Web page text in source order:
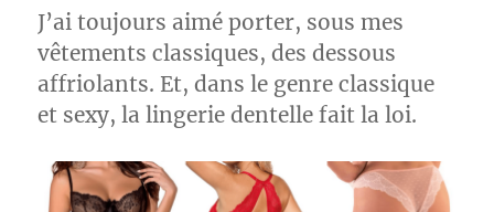
J’ai toujours aimé porter, sous mes
vêtements classiques, des dessous
affriolants. Et, dans le genre classique
et sexy, la lingerie dentelle fait la loi.